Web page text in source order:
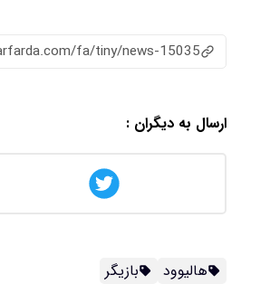
fa/tiny/news-15035
ارسال به دیگران :
هالیوود بازیگر